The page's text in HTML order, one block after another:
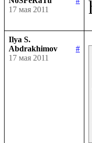
17 мая 2011
Ilya S.
Abdrakhimov
#
17 мая 2011